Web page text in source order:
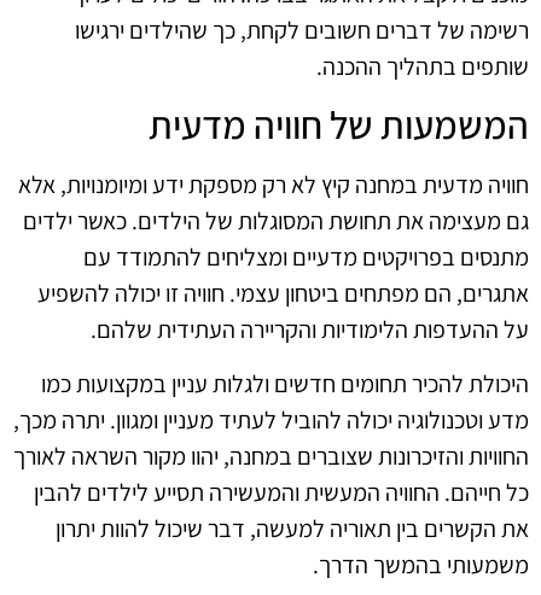
רשימה של דברים חשובים לקחת, כך שהילדים ירגישו
שותפים בתהליך ההכנה.
המשמעות של חוויה מדעית
חוויה מדעית במחנה קיץ לא רק מספקת ידע ומיומנויות, אלא
גם מעצימה את תחושת המסוגלות של הילדים. כאשר ילדים
מתנסים בפרויקטים מדעיים ומצליחים להתמודד עם
אתגרים, הם מפתחים ביטחון עצמי. חוויה זו יכולה להשפיע
על ההעדפות הלימודיות והקריירה העתידית שלהם.
היכולת להכיר תחומים חדשים ולגלות עניין במקצועות כמו
מדע וטכנולוגיה יכולה להוביל לעתיד מעניין ומגוון. יתרה מכך,
החוויות והזיכרונות שצוברים במחנה, יהוו מקור השראה לאורך
כל חייהם. החוויה המעשית והמעשירה תסייע לילדים להבין
את הקשרים בין תאוריה למעשה, דבר שיכול להוות יתרון
משמעותי בהמשך הדרך.